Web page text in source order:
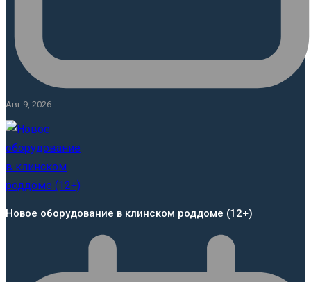
Авг 9, 2026
Новое оборудование в клинском роддоме (12+)